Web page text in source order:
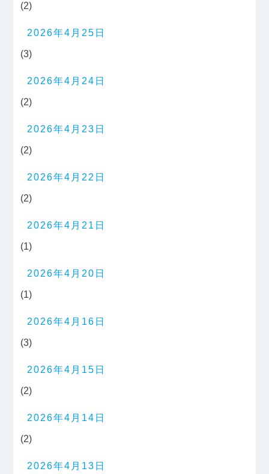
(2)
2026年4月25日
(3)
2026年4月24日
(2)
2026年4月23日
(2)
2026年4月22日
(2)
2026年4月21日
(1)
2026年4月20日
(1)
2026年4月16日
(3)
2026年4月15日
(2)
2026年4月14日
(2)
2026年4月13日